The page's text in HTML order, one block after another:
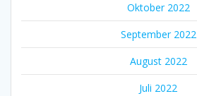
Oktober 2022
September 2022
August 2022
Juli 2022